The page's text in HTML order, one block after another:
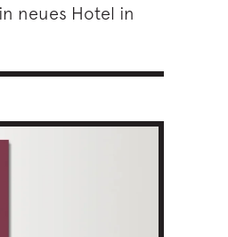
neues Hotel in